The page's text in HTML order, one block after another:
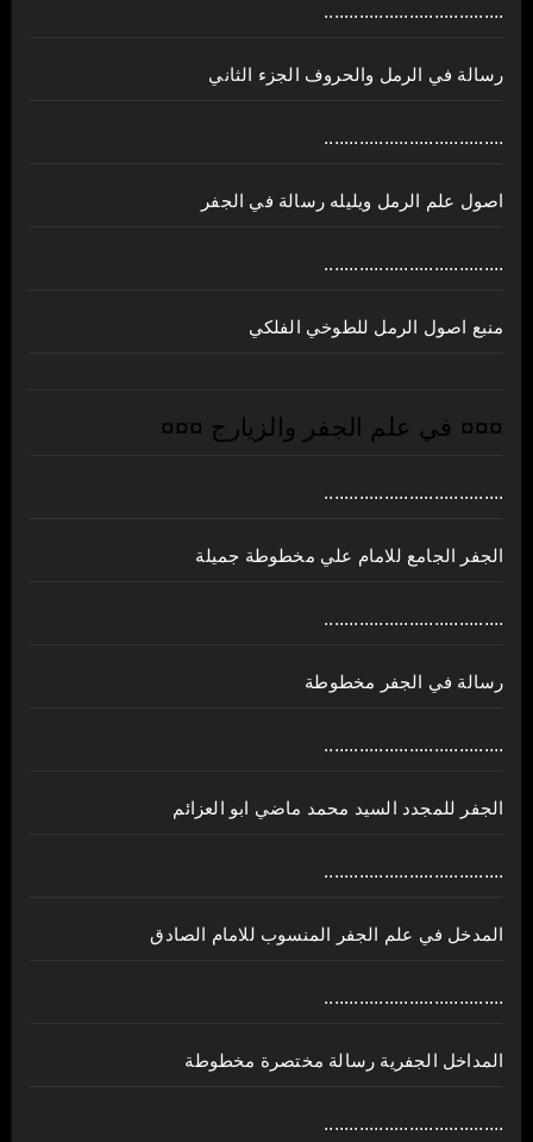
....................................
رسالة في الرمل والحروف الجزء الثاني
....................................
اصول علم الرمل ويليله رسالة في الجفر
....................................
منبع اصول الرمل للطوخي الفلكي
¤¤¤ في علم الجفر والزيارج ¤¤¤
....................................
الجفر الجامع للامام علي مخطوطة جميلة
....................................
رسالة في الجفر مخطوطة
....................................
الجفر للمجدد السيد محمد ماضي ابو العزائم
....................................
المدخل في علم الجفر المنسوب للامام الصادق
....................................
المداخل الجفرية رسالة مختصرة مخطوطة
....................................